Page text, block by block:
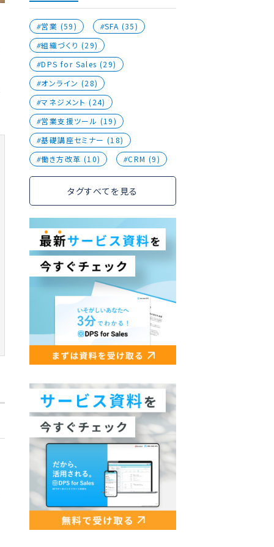
営業 (59)
SFA (35)
組織づくり (29)
DPS for Sales (29)
オンライン (28)
マネジメント (24)
営業支援ツール (19)
基礎講座セミナー (18)
働き方改革 (10)
CRM (9)
タグすべてを見る